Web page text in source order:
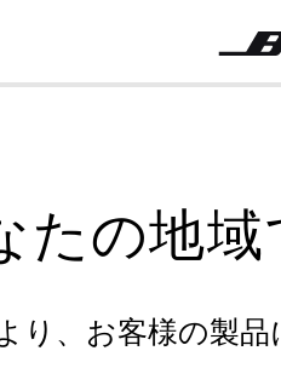
たの地
り、お客様の製